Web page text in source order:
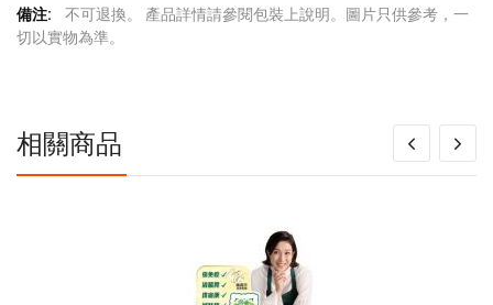
更
多
不可退換。 產品詳情請參閱包裝上說明。圖片只供參考，一
切以實物為準。
相關商品